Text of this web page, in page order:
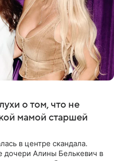
о том, что не
мамой старшей
в центре скандала.
дочери Алины Белькевич в